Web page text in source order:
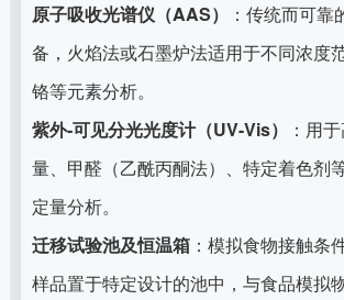
原子吸收光谱仪（AAS）
：传统而可
备，火焰法或石墨炉法适用于不同浓度
铬等元素分析。
紫外-可见分光光度计（UV-Vis）
：用
量、甲醛（乙酰丙酮法）、特定着色剂
定量分析。
迁移试验池及恒温箱：模拟食物接触条
样品置于特定设计的池中，与食品模拟